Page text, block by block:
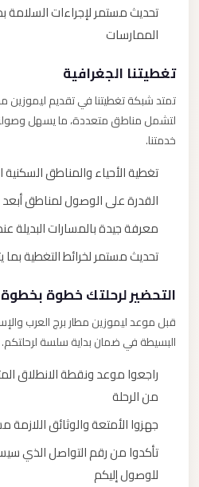
تحديث مستمر لإجراءات السلامة
الممارسات
تغطيتنا الجغرافية
تمتد شبكة تغطيتنا في تقديم ليموزين
لتشمل مناطق متعددة، ما يسهل وصولنا
خدمتنا.
تغطية الأحياء والمناطق السكنية
القدرة على الوصول لمناطق أبعد
معرفة جيدة بالمسارات البديلة عند
تحديث مستمر لخرائط التغطية
التحضير لرحلتك خطوة بخطوة
قبل موعد ليموزين مطار برج العرب
البسيطة في ضمان بداية سلسة لرحلتكم.
راجعوا موعد ونقطة الانطلاق
من الرحلة
جهزوا الأمتعة والوثائق اللازمة
تأكدوا من رقم التواصل الذي
للوصول إليكم